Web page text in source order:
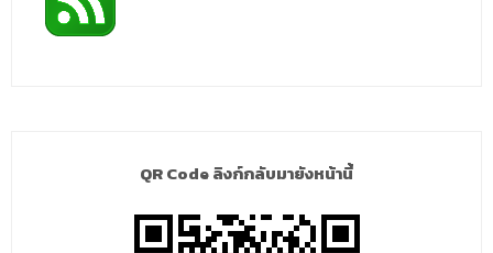
QR Code ลิงก์กลับมายังหน้านี้